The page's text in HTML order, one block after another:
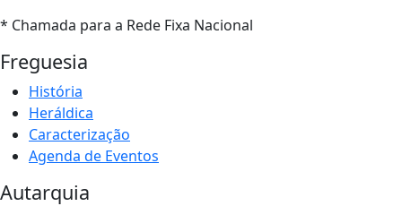
* Chamada para a Rede Fixa Nacional
Freguesia
História
Heráldica
Caracterização
Agenda de Eventos
Autarquia